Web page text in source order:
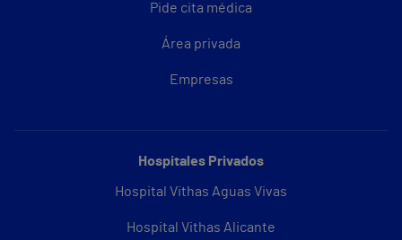
Pide cita médica
Área privada
Empresas
Hospitales Privados
Hospital Vithas Aguas Vivas
Hospital Vithas Alicante